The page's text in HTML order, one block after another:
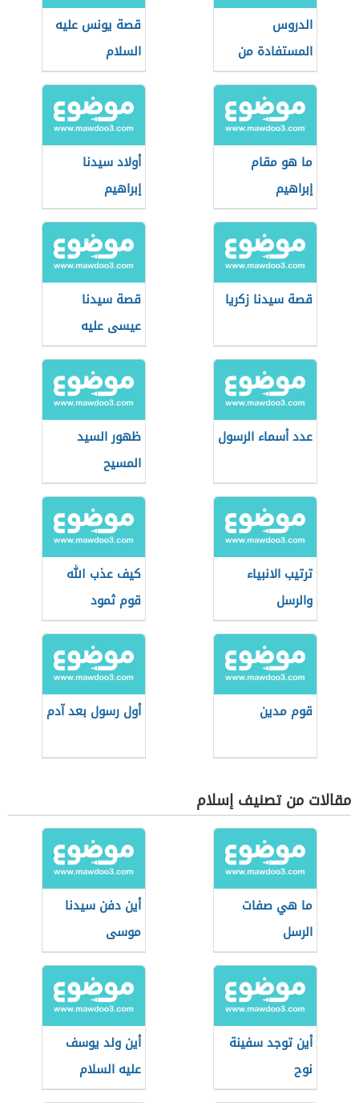
الدروس
المستفادة من
قصة يعقوب عليه
السلام
قصة يونس عليه
السلام
ما هو مقام
إبراهيم
أولاد سيدنا
إبراهيم
قصة سيدنا زكريا
قصة سيدنا
عيسى عليه
السلام
عدد أسماء الرسول
ظهور السيد
المسيح
ترتيب الانبياء
والرسل
كيف عذب الله
قوم ثمود
قوم مدين أول رسول بعد آدم
مقالات من تصنيف إسلام
ما هي صفات
الرسل
أين دفن سيدنا
موسى
أين توجد سفينة
نوح
أين ولد يوسف
عليه السلام